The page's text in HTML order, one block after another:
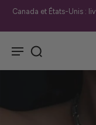
Canada et États-Unis :